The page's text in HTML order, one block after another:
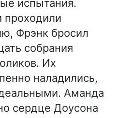
испытания.
проходили
Фрэнк бросил
собрания
Их
наладились,
Аманда
сердце Доусона